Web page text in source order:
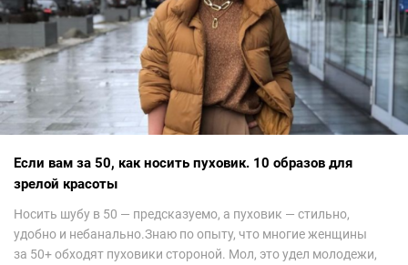
Если вам за 50, как носить пуховик. 10 образов для
зрелой красоты
Носить шубу в 50 — предсказуемо, а пуховик — стильно,
удобно и небанально.Знаю по опыту, что многие женщины
за 50+ обходят пуховики стороной. Мол, это удел молодежи,